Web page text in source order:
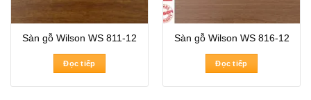
Sàn gỗ Wilson WS 811-12
Đọc tiếp
Sàn gỗ Wilson WS 816-12
Đọc tiếp